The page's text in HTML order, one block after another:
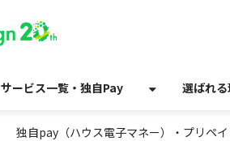
サービス一覧・独自Pay 選ばれ
独自pay（ハウス電子マネー）・プリペ